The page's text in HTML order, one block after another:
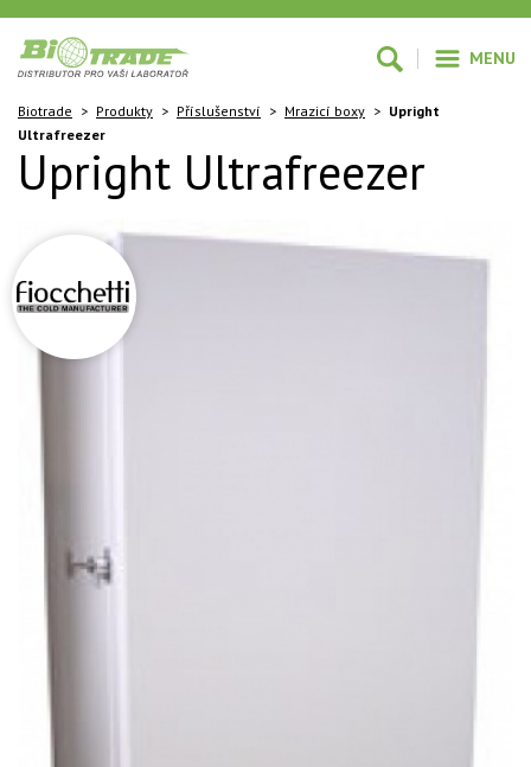
MENU
Biotrade > Produkty > Příslušenství > Mrazicí boxy > Upright
Ultrafreezer
Upright Ultrafreezer